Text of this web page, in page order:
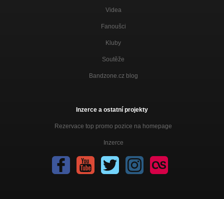
Videa
Fanoušci
Kluby
Soutěže
Bandzone.cz blog
Inzerce a ostatní projekty
Rezervace top promo pozice na homepage
Inzerce